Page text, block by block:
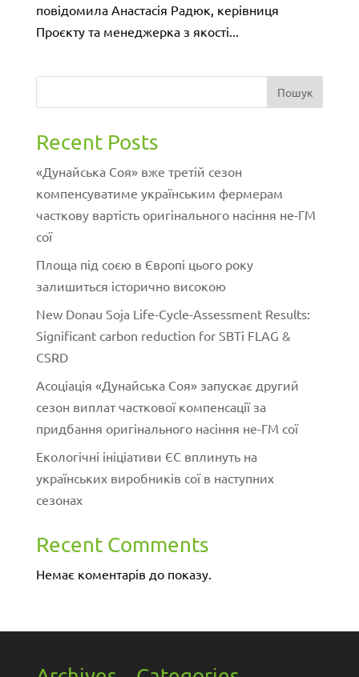
повідомила Анастасія Радюк, керівниця
Проєкту та менеджерка з якості...
Пошук
Recent Posts
«Дунайська Соя» вже третій сезон
компенсуватиме українським фермерам
часткову вартість оригінального насіння не-ГМ
сої
Площа під соєю в Європі цього року
залишиться історично високою
New Donau Soja Life-Cycle-Assessment Results:
Significant carbon reduction for SBTi FLAG &
CSRD
Асоціація «Дунайська Соя» запускає другий
сезон виплат часткової компенсації за
придбання оригінального насіння не-ГМ сої
Екологічні ініціативи ЄС вплинуть на
українських виробників сої в наступних
сезонах
Recent Comments
Немає коментарів до показу.